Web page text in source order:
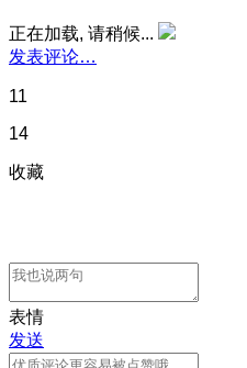
正在加载, 请稍候...
发表评论…
11
14
收藏
表情
发送